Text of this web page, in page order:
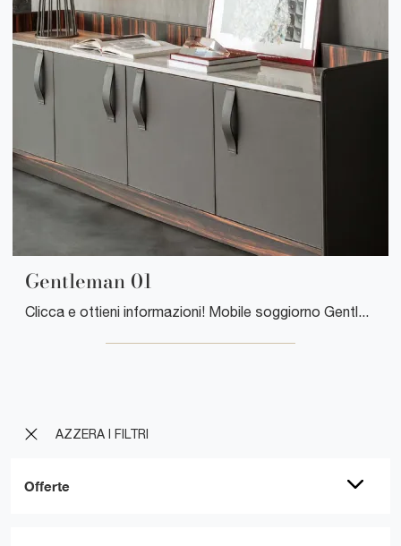
AZZERA I FILTRI
Offerte
Gentleman 01
Clicca e ottieni informazioni! Mobile soggiorno Gentleman 01 di Flou in legno: ti attende per arricchire le tue stanze moderne.